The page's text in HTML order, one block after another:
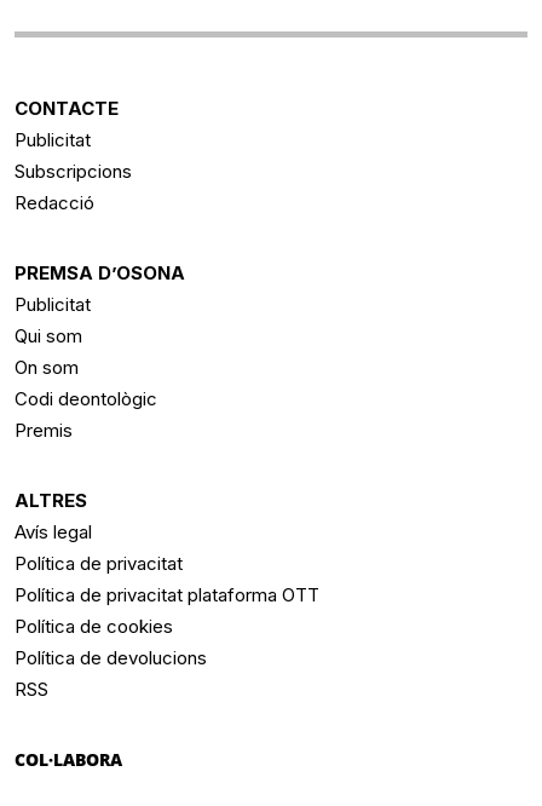
CONTACTE
Publicitat
Subscripcions
Redacció
PREMSA D’OSONA
Publicitat
Qui som
On som
Codi deontològic
Premis
ALTRES
Avís legal
Política de privacitat
Política de privacitat plataforma OTT
Política de cookies
Política de devolucions
RSS
COL·LABORA